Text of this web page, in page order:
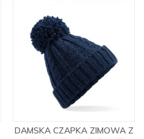
DAMSKA CZAPKA ZIMOWA Z